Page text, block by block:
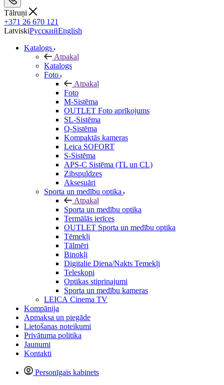
Tālruņi
+371 26 670 121
LatviskiРусскийEnglish
Katalogs
Atpakaļ
Katalogs
Foto
Atpakaļ
Foto
M-Sistēma
OUTLET Foto aprīkojums
SL-Sistēma
Q-Sistēma
Kompaktās kameras
Leica SOFORT
S-Sistēma
APS-C Sistēma (TL un CL)
Zibspuldzes
Aksesuāri
Sporta un medību optika
Atpakaļ
Sporta un medību optika
Termālās ierīces
OUTLET Sporta un medību optika
Tēmekļi
Tālmēri
Binokļi
Digitalie Diena/Nakts Temekļi
Teleskopi
Optikas stiprinajumi
Sporta un medību kameras
LEICA Cinema TV
Kompānija
Apmaksa un piegāde
Lietošanas noteikumi
Privātuma politika
Jaunumi
Kontakti
Personīgais kabinets